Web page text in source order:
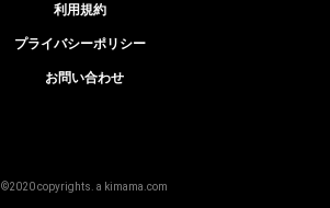
利用規約
プライバシーポリシー
お問い合わせ
©2020 copyrights. a kimama.com